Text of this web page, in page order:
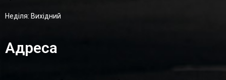
Неділя: Вихідний
Адреса